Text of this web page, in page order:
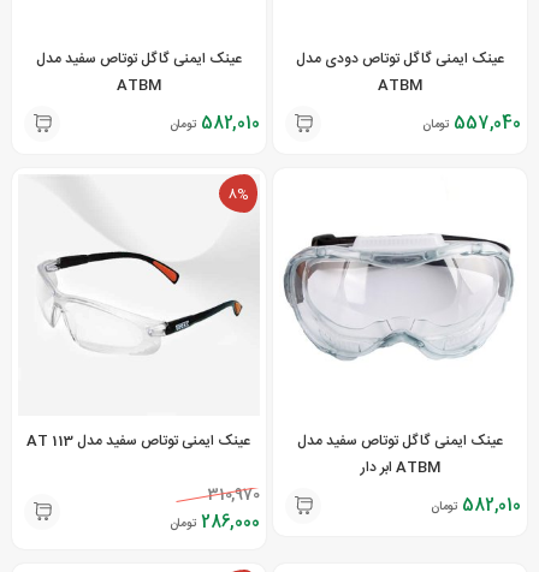
عینک ایمنی گاگل توتاص دودی مدل
ATBM
557,040 تومان
عینک ایمنی گاگل توتاص سفید مدل
ATBM
582,010 تومان
عینک ایمنی گاگل توتاص سفید مدل
ATBM ابر دار
582,010 تومان
8%
عینک ایمنی توتاص سفید مدل AT 113
310,970
286,000 تومان